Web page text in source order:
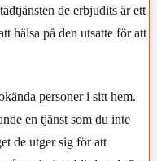
de erbjudits är ett
hälsa på den utsatte för att
personer i sitt hem.
en tjänst som du inte
de utger sig för att